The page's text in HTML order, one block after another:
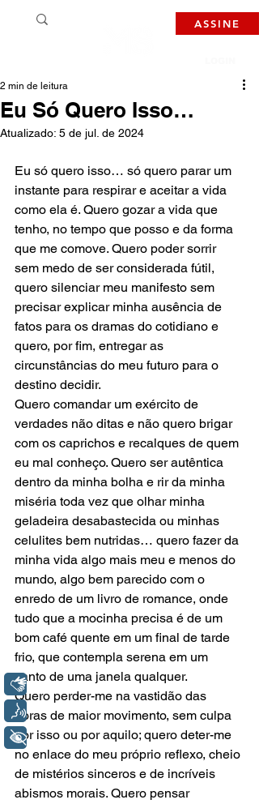
ASSINE
Eu Só Quero Isso…
2 min de leitura
Atualizado: 5 de jul. de 2024
Eu só quero isso… só quero parar um
instante para respirar e aceitar a vida
como ela é. Quero gozar a vida que
tenho, no tempo que posso e da forma
que me comove. Quero poder sorrir
sem medo de ser considerada fútil,
quero silenciar meu manifesto sem
precisar explicar minha ausência de
fatos para os dramas do cotidiano e
quero, por fim, entregar as
circunstâncias do meu futuro para o
destino decidir.
Quero comandar um exército de
verdades não ditas e não quero brigar
com os caprichos e recalques de quem
eu mal conheço. Quero ser autêntica
dentro da minha bolha e rir da minha
miséria toda vez que olhar minha
geladeira desabastecida ou minhas
celulites bem nutridas… quero fazer da
minha vida algo mais meu e menos do
mundo, algo bem parecido com o
enredo de um livro de romance, onde
tudo que a mocinha precisa é de um
bom café quente em um final de tarde
frio, que contempla serena em um
canto de uma janela qualquer.
Quero perder-me na vastidão das
horas de maior movimento, sem culpa
por isso ou por aquilo; quero deter-me
no enlace do meu próprio reflexo, cheio
de mistérios sinceros e de incríveis
abismos morais. Quero pensar
Libras
Voz
+ Acessibilidade